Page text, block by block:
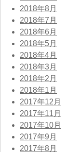
2018年8月
2018年7月
2018年6月
2018年5月
2018年4月
2018年3月
2018年2月
2018年1月
2017年12月
2017年11月
2017年10月
2017年9月
2017年8月